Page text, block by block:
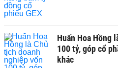
Huấn Hoa Hồng
100 tỷ, góp cổ
khác